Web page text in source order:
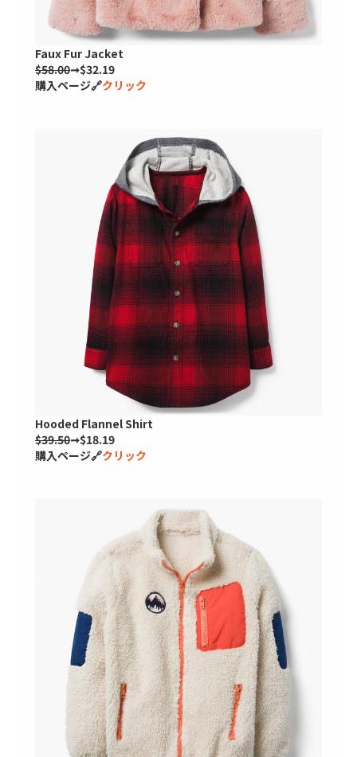
Faux Fur Jacket
$58.00➞$32.19
購入ページ🔗クリック
Hooded Flannel Shirt
$39.50➞$18.19
購入ページ🔗クリック